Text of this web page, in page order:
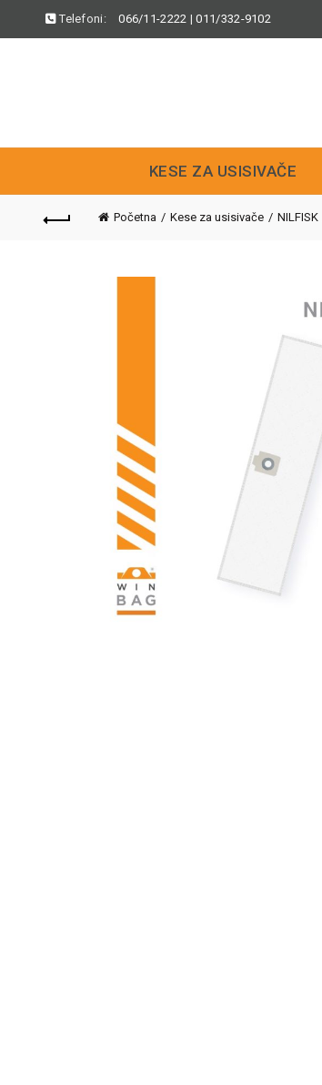
Telefoni: 066/11-2222 |011/332-9102
KESE ZA USISIVAČE
Početna Kese za usisivače NILFISK